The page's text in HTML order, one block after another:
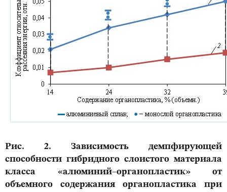
Рис. 2. Зависимость демпфирующей
способности гибридного слоистого материала
класса «алюминий–органопластик» от
объемного содержания органопластика при